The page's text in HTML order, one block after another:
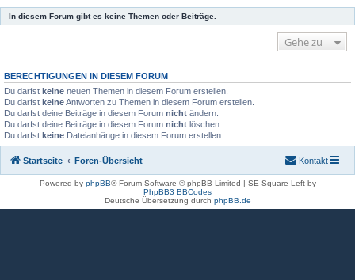
In diesem Forum gibt es keine Themen oder Beiträge.
Gehe zu
BERECHTIGUNGEN IN DIESEM FORUM
Du darfst keine neuen Themen in diesem Forum erstellen.
Du darfst keineAntworten zu Themen in diesem Forum erstellen.
Du darfst deine Beiträge in diesem Forum nicht ändern.
Du darfst deine Beiträge in diesem Forum nicht löschen.
Du darfst keine Dateianhänge in diesem Forum erstellen.
Startseite Foren-Übersicht Kontakt
Powered by phpBB® Forum Software © phpBB Limited | SE Square Left by
PhpBB3 BBCodes
Deutsche Übersetzung durch phpBB.de